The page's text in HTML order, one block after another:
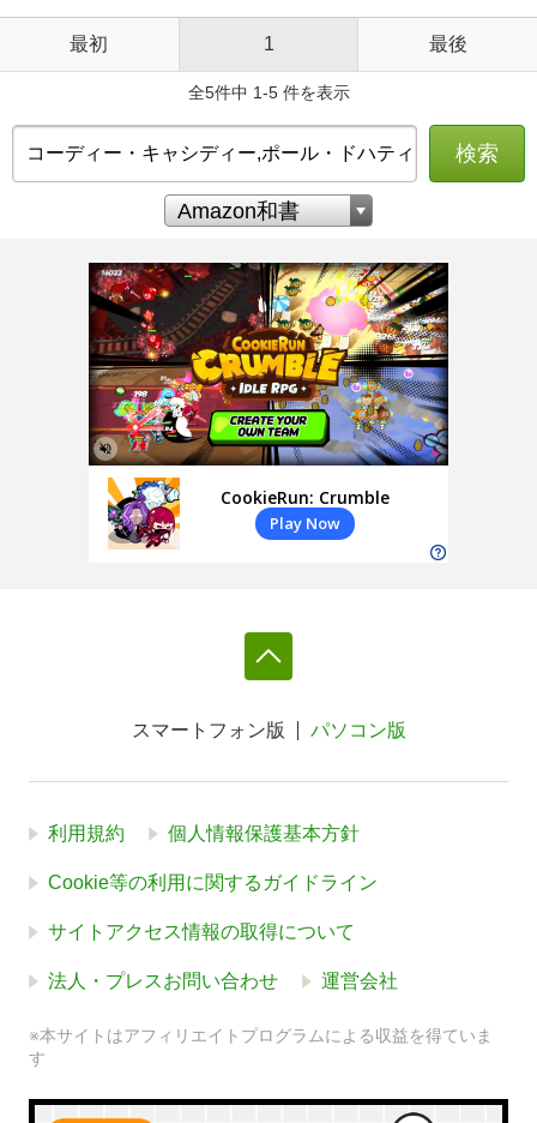
最初 1 最後
全5件中 1-5 件を表示
検索
スマートフォン版 パソコン版
利用規約 個人情報保護基本方針
Cookie等の利用に関するガイドライン
サイトアクセス情報の取得について
法人・プレスお問い合わせ 運営会社
※本サイトはアフィリエイトプログラムによる収益を得ていま
す